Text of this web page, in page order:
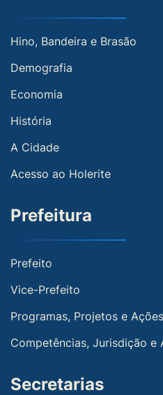
Hino, Bandeira e Brasão
Demografia
Economia
História
A Cidade
Acesso ao Holerite
Prefeitura
Prefeito
Vice-Prefeito
Programas, Projetos e Ações
Competências, Jurisdição e
Secretarias